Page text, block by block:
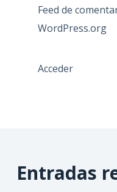
Feed de
WordPress.org
Acceder
Entradas